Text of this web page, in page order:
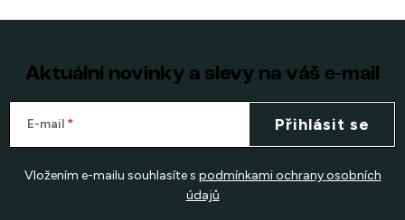
Aktuální novinky a slevy na váš e-mail
E-mail
Vložením e-mailu souhlasíte s podmínkami ochrany osobních
údajů
Přihlásit se